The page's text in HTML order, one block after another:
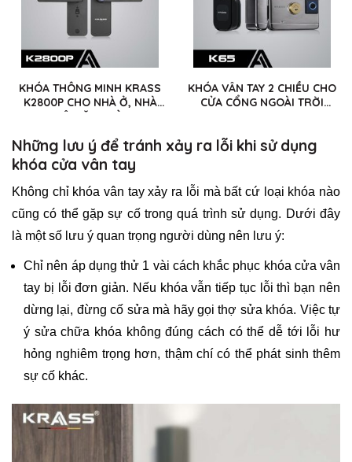
KHÓA THÔNG MINH KRASS
K2800P CHO NHÀ Ở, NHÀ
THUÊ, VĂN PHÒNG
KHÓA VÂN TAY 2 CHIỀU CHO
CỬA CỔNG NGOÀI TRỜI
Những lưu ý để tránh xảy ra lỗi khi sử dụng
khóa cửa vân tay
Không chỉ khóa vân tay xảy ra lỗi mà bất cứ loại khóa nào
cũng có thể gặp sự cố trong quá trình sử dụng. Dưới đây
là một số lưu ý quan trọng người dùng nên lưu ý:
Chỉ nên áp dụng thử 1 vài cách khắc phục khóa cửa vân
tay bị lỗi đơn giản. Nếu khóa vẫn tiếp tục lỗi thì bạn nên
dừng lại, đừng cố sửa mà hãy gọi thợ sửa khóa. Việc tự
ý sửa chữa khóa không đúng cách có thể dễ tới lỗi hư
hỏng nghiêm trọng hơn, thậm chí có thể phát sinh thêm
sự cố khác.